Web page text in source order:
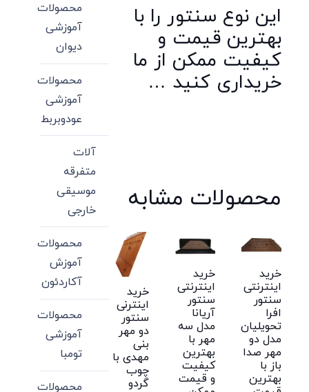
این نوع سنتور را با
بهترین قیمت و
کیفیت ممکن از ما
خریداری کنید …
محصولات مشابه
خرید
اینترنتی
سنتور
افرا
تحویلیان
مدل دو
مهر صدا
باز با
بهترین
خرید
اینترنتی
سنتور
آریانا
مدل سه
مهر با
بهترین
کیفیت
و قیمت
خرید
اینترنی
سنتور
دو مهر
بنی
مهدی با
چوب
گردو
محصولات
آموزشی
دیوان
محصولات
آموزشی
عودوبربط
آلات
متفرقه
موسیقی
خارجی
محصولات
آموزش
آکاردئون
محصولات
آموزشی
تومبا
محصولات